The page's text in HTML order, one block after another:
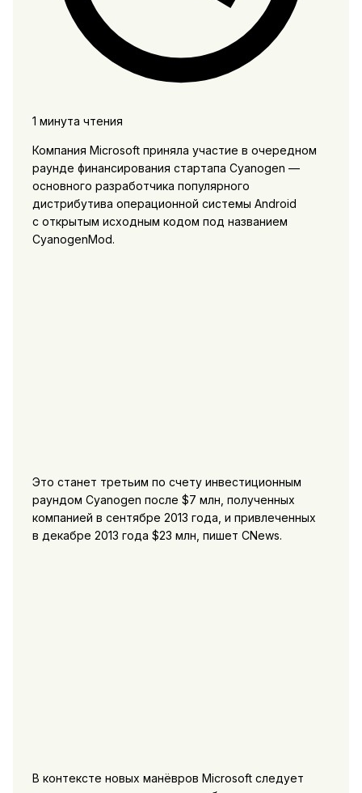
1 минута чтения
Компания Microsoft приняла участие в очередном
раунде финансирования стартапа Cyanogen —
основного разработчика популярного
дистрибутива операционной системы Android
с открытым исходным кодом под названием
CyanogenMod.
Это станет третьим по счету инвестиционным
раундом Cyanogen после $7 млн, полученных
компанией в сентябре 2013 года, и привлеченных
в декабре 2013 года $23 млн, пишет CNews.
В контексте новых манёвров Microsoft следует